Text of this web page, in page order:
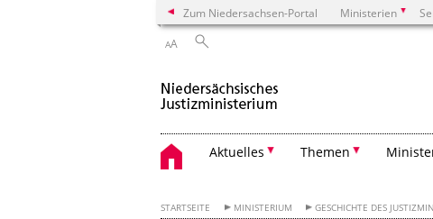
Zum Niedersachsen-Portal Ministerien
AA
Aktuelles Themen
STARTSEITE MINISTERIUM GESCHICHTE DES